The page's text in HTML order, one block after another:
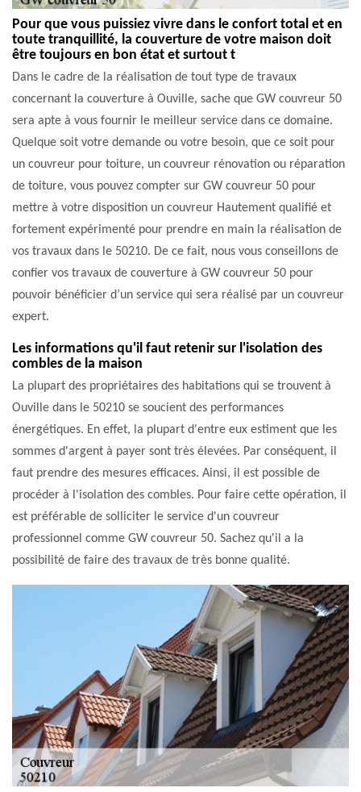
Pour que vous puissiez vivre dans le confort total et en
toute tranquillité, la couverture de votre maison doit
être toujours en bon état et surtout t
Dans le cadre de la réalisation de tout type de travaux
concernant la couverture à Ouville, sache que GW couvreur 50
sera apte à vous fournir le meilleur service dans ce domaine.
Quelque soit votre demande ou votre besoin, que ce soit pour
un couvreur pour toiture, un couvreur rénovation ou réparation
de toiture, vous pouvez compter sur GW couvreur 50 pour
mettre à votre disposition un couvreur Hautement qualifié et
fortement expérimenté pour prendre en main la réalisation de
vos travaux dans le 50210. De ce fait, nous vous conseillons de
confier vos travaux de couverture à GW couvreur 50 pour
pouvoir bénéficier d’un service qui sera réalisé par un couvreur
expert.
Les informations qu'il faut retenir sur l'isolation des
combles de la maison
La plupart des propriétaires des habitations qui se trouvent à
Ouville dans le 50210 se soucient des performances
énergétiques. En effet, la plupart d'entre eux estiment que les
sommes d'argent à payer sont très élevées. Par conséquent, il
faut prendre des mesures efficaces. Ainsi, il est possible de
procéder à l'isolation des combles. Pour faire cette opération, il
est préférable de solliciter le service d'un couvreur
professionnel comme GW couvreur 50. Sachez qu'il a la
possibilité de faire des travaux de très bonne qualité.